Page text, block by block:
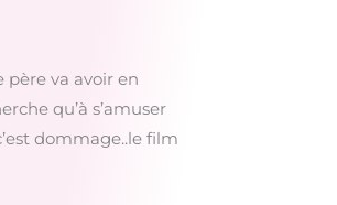
père va avoir en
qu’à s’amuser
dommage..le film